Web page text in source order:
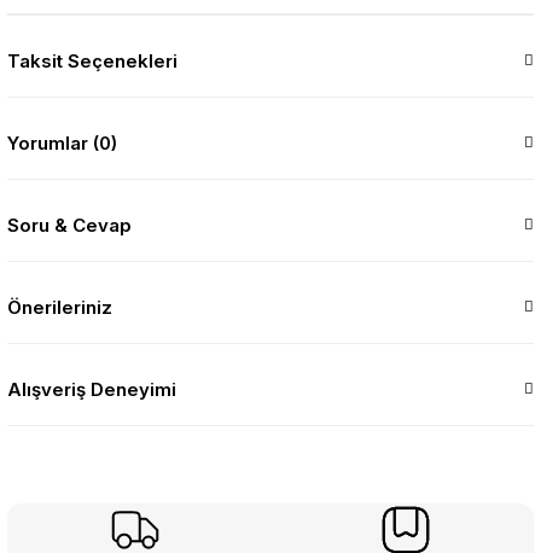
Taksit Seçenekleri
Yorumlar (0)
Soru & Cevap
Önerileriniz
Alışveriş Deneyimi